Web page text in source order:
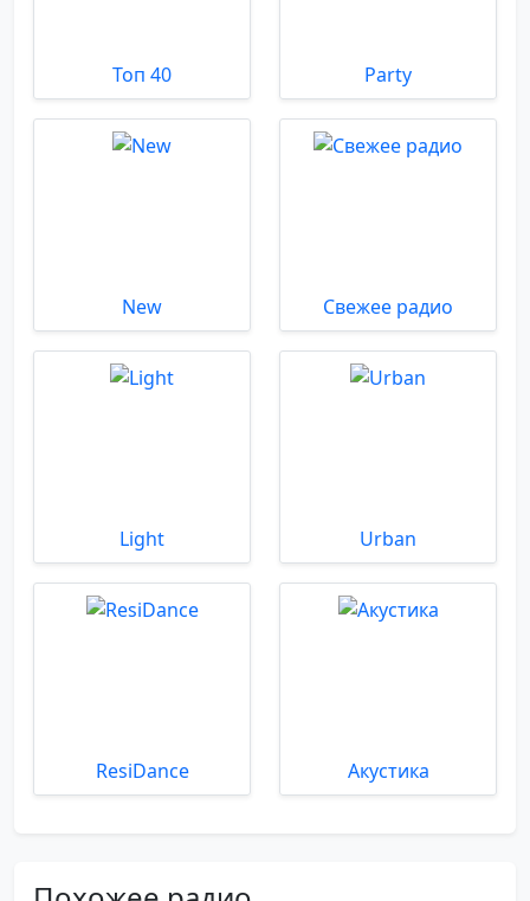
Топ 40 Party
New Свежее радио
Light Urban
ResiDance Акустика